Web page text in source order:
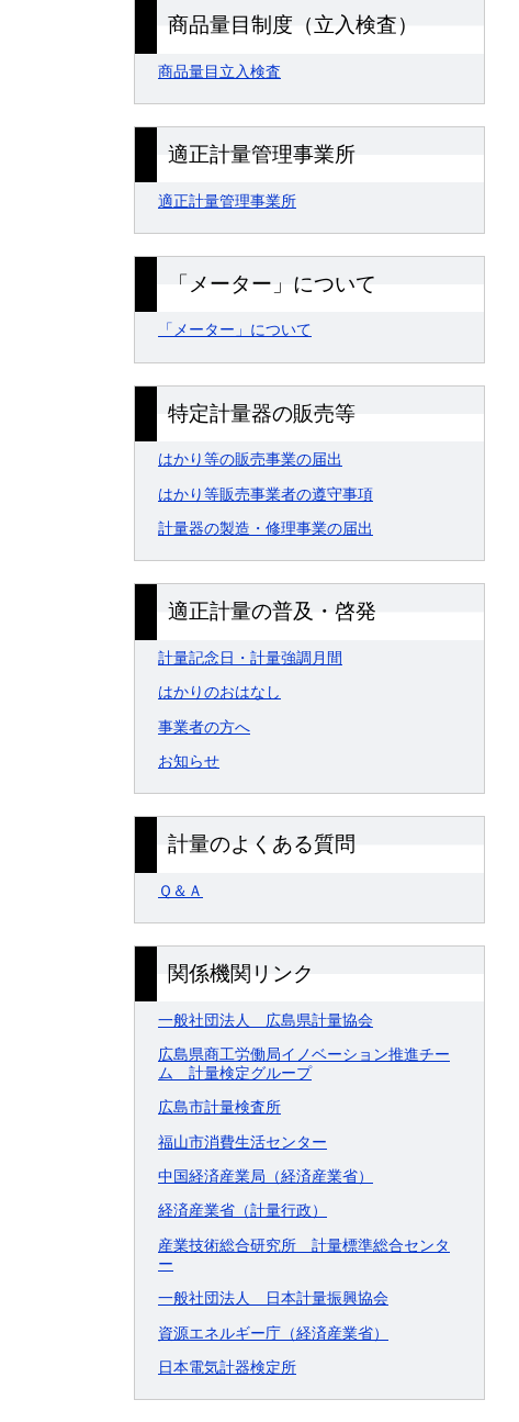
商品量目制度（立入検査）
商品量目立入検査
適正計量管理事業所
適正計量管理事業所
「メーター」について
「メーター」について
特定計量器の販売等
はかり等の販売事業の届出
はかり等販売事業者の遵守事項
計量器の製造・修理事業の届出
適正計量の普及・啓発
計量記念日・計量強調月間
はかりのおはなし
事業者の方へ
お知らせ
計量のよくある質問
Ｑ＆Ａ
関係機関リンク
一般社団法人 広島県計量協会
広島県商工労働局イノベーション推進チー
ム 計量検定グループ
広島市計量検査所
福山市消費生活センター
中国経済産業局（経済産業省）
経済産業省（計量行政）
産業技術総合研究所 計量標準総合センタ
ー
一般社団法人 日本計量振興協会
資源エネルギー庁（経済産業省）
日本電気計器検定所